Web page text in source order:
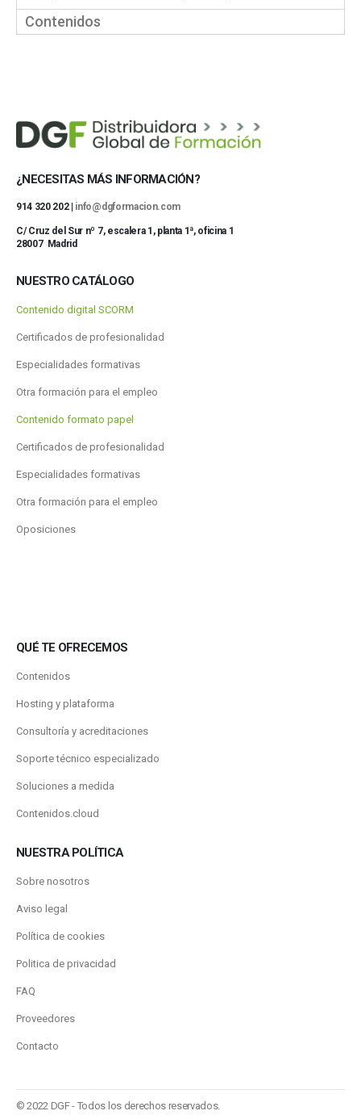
Contenidos
¿NECESITAS MÁS INFORMACIÓN?
914 320 202 | info@dgformacion.com
C/ Cruz del Sur nº 7, escalera 1, planta 1ª, oficina 1
28007 Madrid
NUESTRO CATÁLOGO
Contenido digital SCORM
Certificados de profesionalidad
Especialidades formativas
Otra formación para el empleo
Contenido formato papel
Certificados de profesionalidad
Especialidades formativas
Otra formación para el empleo
Oposiciones
QUÉ TE OFRECEMOS
Contenidos
Hosting y plataforma
Consultoría y acreditaciones
Soporte técnico especializado
Soluciones a medida
Contenidos.cloud
NUESTRA POLÍTICA
Sobre nosotros
Aviso legal
Política de cookies
Politica de privacidad
FAQ
Proveedores
Contacto
© 2022 DGF - Todos los derechos reservados.